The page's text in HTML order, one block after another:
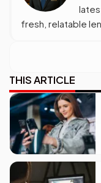
fresh, relatable
THIS ARTICLE